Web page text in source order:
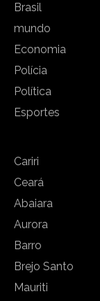
Brasil
mundo
Economia
Polícia
Política
Esportes
Cariri
Ceará
Abaiara
Aurora
Barro
Brejo Santo
Mauriti